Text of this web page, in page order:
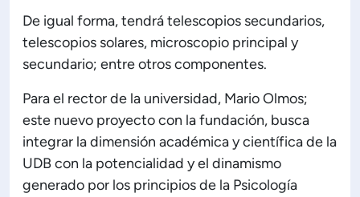
De igual forma, tendrá telescopios secundarios,
telescopios solares, microscopio principal y
secundario; entre otros componentes.
Para el rector de la universidad, Mario Olmos;
este nuevo proyecto con la fundación, busca
integrar la dimensión académica y científica de la
UDB con la potencialidad y el dinamismo
generado por los principios de la Psicología